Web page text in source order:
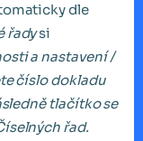
dle
řadysi
a nastavení /
číslo dokladu
tlačítko se
řad.